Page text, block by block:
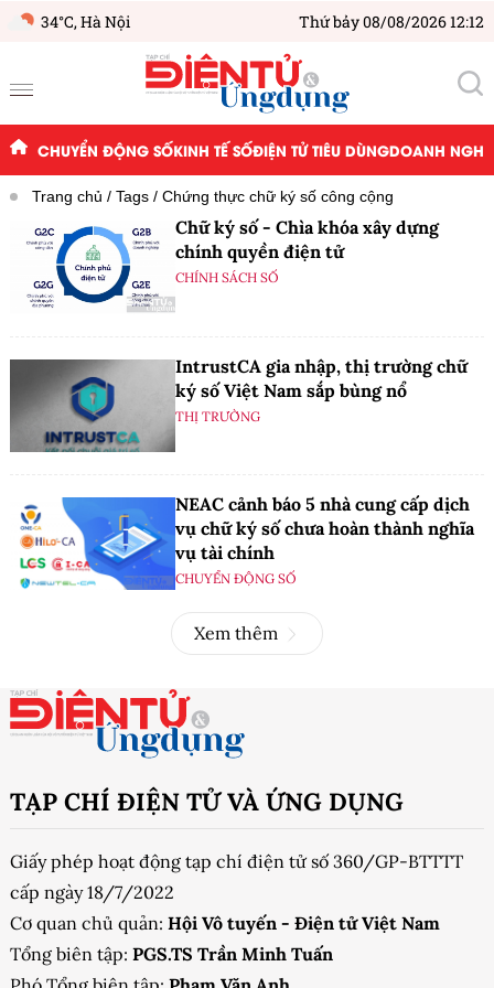
34°C,Hà Nội Thứ bảy 08/08/2026 12:12
CHUYỂN ĐỘNG SỐKINH TẾ SỐĐIỆN TỬ TIÊU DÙNGDOANH
Trang chủ Tags Chứng thực chữ ký số công cộng
Chữ ký số - Chìa khóa xây dựng
chính quyền điện tử
CHÍNH SÁCH SỐ
IntrustCA gia nhập, thị trường chữ
ký số Việt Nam sắp bùng nổ
THỊ TRƯỜNG
NEAC cảnh báo 5 nhà cung cấp dịch
vụ chữ ký số chưa hoàn thành nghĩa
vụ tài chính
CHUYỂN ĐỘNG SỐ
Xem thêm
TẠP CHÍ ĐIỆN TỬ VÀ ỨNG DỤNG
Giấy phép hoạt động tạp chí điện tử số 360/GP-BTTTT
cấp ngày 18/7/2022
Cơ quan chủ quản: Hội Vô tuyến - Điện tử Việt Nam
Tổng biên tập: PGS.TS Trần Minh Tuấn